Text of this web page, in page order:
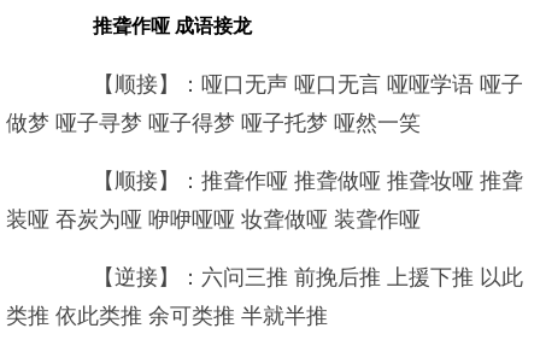
推聋作哑 成语接龙
【顺接】：哑口无声 哑口无言 哑哑学语 哑子
做梦 哑子寻梦 哑子得梦 哑子托梦 哑然一笑
【顺接】：推聋作哑 推聋做哑 推聋妆哑 推聋
装哑 吞炭为哑 咿咿哑哑 妆聋做哑 装聋作哑
【逆接】：六问三推 前挽后推 上援下推 以此
类推 依此类推 余可类推 半就半推